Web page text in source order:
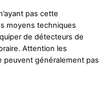
pas cette
moyens techniques
de détecteurs de
Attention les
peuvent généralement pas